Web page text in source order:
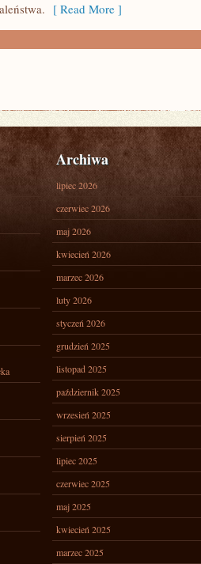
[ Read More ]
Archiwa
lipiec 2026
czerwiec 2026
maj 2026
kwiecień 2026
marzec 2026
luty 2026
styczeń 2026
grudzień 2025
listopad 2025
październik 2025
wrzesień 2025
sierpień 2025
lipiec 2025
czerwiec 2025
maj 2025
kwiecień 2025
marzec 2025